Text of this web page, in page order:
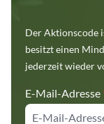
Der Aktionscode
besitzt einen
jederzeit wieder
E-Mail-Adresse